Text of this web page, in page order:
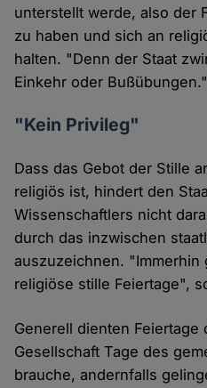
unterstellt werde, also der
zu haben und sich an
halten. "Denn der Staat
Einkehr oder Bußübungen."
"Kein Privileg"
Dass das Gebot der Stille
religiös ist, hindert den
Wissenschaftlers nicht
durch das inzwischen
auszuzeichnen. "Immerhin
religiöse stille Feiertage",
Generell dienten Feiertage
Gesellschaft Tage des
brauche, andernfalls